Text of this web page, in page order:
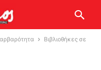
Βιβλιοθήκες σε